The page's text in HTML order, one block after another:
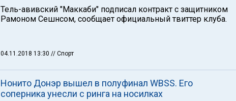
Тель-авивский "Маккаби" подписал контракт с защитником
Рамоном Сешнсом, сообщает официальный твиттер клуба.
04.11.2018 13:30 // Спорт
Нонито Донэр вышел в полуфинал WBSS. Его
соперника унесли с ринга на носилках